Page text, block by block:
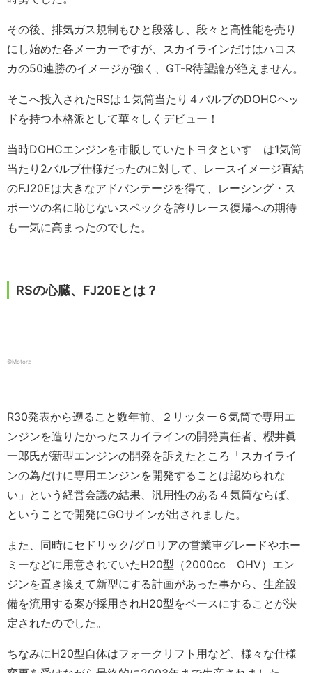
その後、排気ガス規制もひと段落し、段々と高性能を売り
にし始めた各メーカーですが、スカイラインだけはハコス
カの50連勝のイメージが強く、GT-R待望論が絶えません。
そこへ投入されたRSは１気筒当たり４バルブのDOHCヘッ
ドを持つ本格派として華々しくデビュー！
当時DOHCエンジンを市販していたトヨタといすゞは1気筒
当たり2バルブ仕様だったのに対して、レースイメージ直結
のFJ20Eは大きなアドバンテージを得て、レーシング・ス
ポーツの名に恥じないスペックを誇りレース復帰への期待
も一気に高まったのでした。
RSの心臓、FJ20Eとは？
©Motorz
R30発表から遡ること数年前、２リッター６気筒で専用エ
ンジンを造りたかったスカイラインの開発責任者、櫻井眞
一郎氏が新型エンジンの開発を訴えたところ「スカイライ
ンの為だけに専用エンジンを開発することは認められな
い」という経営会議の結果、汎用性のある４気筒ならば、
ということで開発にGOサインが出されました。
また、同時にセドリック/グロリアの営業車グレードやホー
ミーなどに用意されていたH20型（2000cc OHV）エン
ジンを置き換えて新型にする計画があった事から、生産設
備を流用する案が採用されH20型をベースにすることが決
定されたのでした。
ちなみにH20型自体はフォークリフト用など、様々な仕様